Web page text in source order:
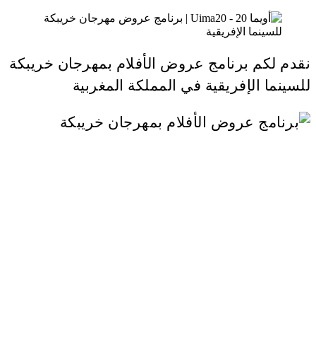
نقدم لكم برنامج عروض الأفلام بمهرجان خريبكة
للسينما الإفريقية في المملكة المغربية